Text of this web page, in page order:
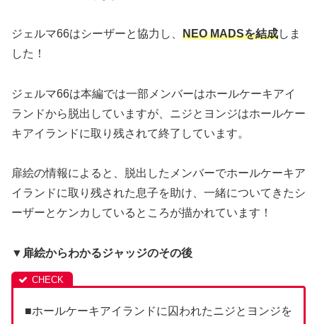
ジェルマ66はシーザーと協力し、 NEO MADSを結成しま
した！
ジェルマ66は本編では一部メンバーはホールケーキアイ
ランドから脱出していますが、ニジとヨンジはホールケー
キアイランドに取り残されて終了しています。
扉絵の情報によると、脱出したメンバーでホールケーキア
イランドに取り残された息子を助け、一緒についてきたシ
ーザーとケンカしているところが描かれています！
▼扉絵からわかるジャッジのその後
■ホールケーキアイランドに囚われたニジとヨンジを